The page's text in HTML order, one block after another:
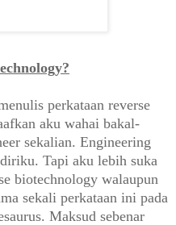
perkataan reverse
aku wahai bakal-
sekalian. Engineering
Tapi aku lebih suka
biotechnology walaupun
sekali perkataan ini pada
Maksud sebenar